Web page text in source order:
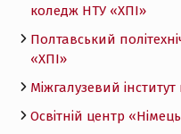
коледж НТУ «ХПI»
Полтавський
«ХПI»
Міжгалузевий
Освітній центр